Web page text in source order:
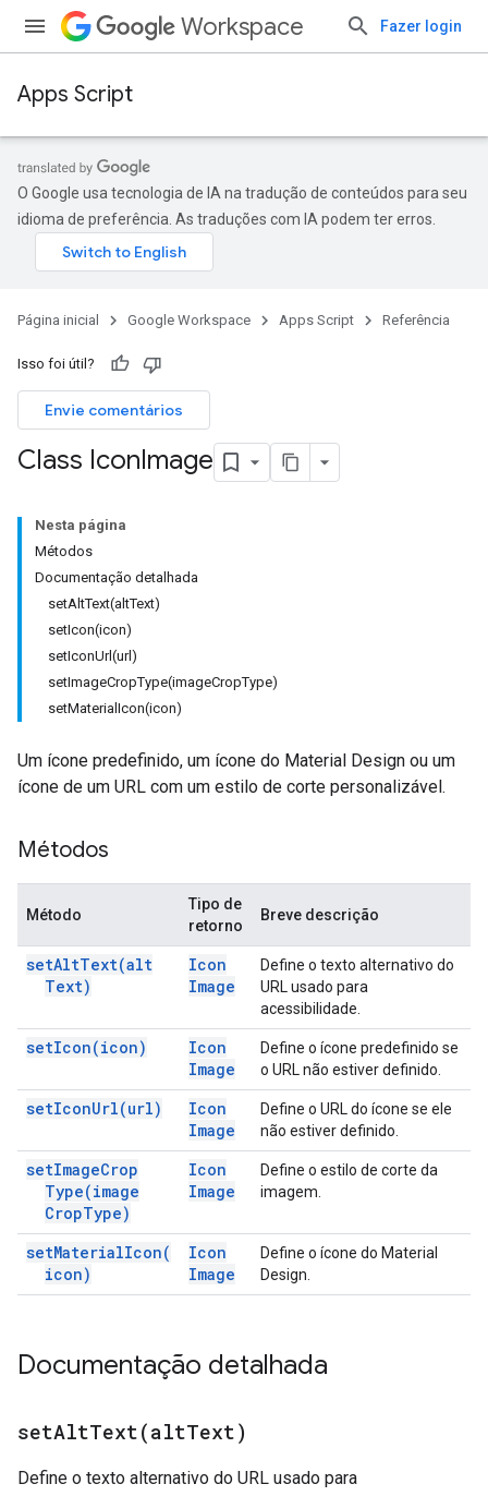
Workspace Fazer login
Apps Script
O Google usa tecnologia de IA na tradução de conteúdos para seu
idioma de preferência. As traduções com IA podem ter erros.
Página inicial Google Workspace Apps Script Referência
Isso foi útil?
Envie comentários
Class IconImage
Nesta página
Métodos
Documentação detalhada
setAltText(altText)
setIcon(icon)
setIconUrl(url)
setImageCropType(imageCropType)
setMaterialIcon(icon)
Um ícone predefinido, um ícone do Material Design ou um
ícone de um URL com um estilo de corte personalizável.
Métodos
Método
Tipo de
retorno
Breve descrição
setAltText(alt
Text)
Icon
Image
Define o texto alternativo do
URL usado para
acessibilidade.
setIcon(icon)
Icon
Image
Define o ícone predefinido se
o URL não estiver definido.
setIconUrl(url)
Icon
Image
Define o URL do ícone se ele
não estiver definido.
setImageCrop
Type(image
CropType)
Icon
Image
Define o estilo de corte da
imagem.
setMaterialIcon(
icon)
Icon
Image
Define o ícone do Material
Design.
Documentação detalhada
setAltText(altText)
Define o texto alternativo do URL usado para